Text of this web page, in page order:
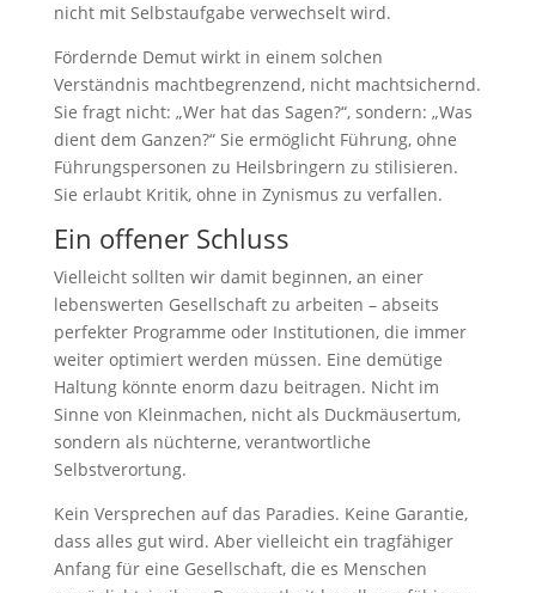
nicht mit Selbstaufgabe verwechselt wird.
Fördernde Demut wirkt in einem solchen
Verständnis machtbegrenzend, nicht machtsichernd.
Sie fragt nicht: „Wer hat das Sagen?“, sondern: „Was
dient dem Ganzen?“ Sie ermöglicht Führung, ohne
Führungspersonen zu Heilsbringern zu stilisieren.
Sie erlaubt Kritik, ohne in Zynismus zu verfallen.
Ein offener Schluss
Vielleicht sollten wir damit beginnen, an einer
lebenswerten Gesellschaft zu arbeiten – abseits
perfekter Programme oder Institutionen, die immer
weiter optimiert werden müssen. Eine demütige
Haltung könnte enorm dazu beitragen. Nicht im
Sinne von Kleinmachen, nicht als Duckmäusertum,
sondern als nüchterne, verantwortliche
Selbstverortung.
Kein Versprechen auf das Paradies. Keine Garantie,
dass alles gut wird. Aber vielleicht ein tragfähiger
Anfang für eine Gesellschaft, die es Menschen